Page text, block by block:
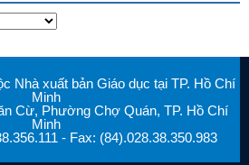
Nhà xuất bản Giáo dục tại TP. Hồ Chí
Minh
Cừ, Phường Chợ Quán, TP. Hồ Chí
Minh
- Fax: (84).028.38.350.983